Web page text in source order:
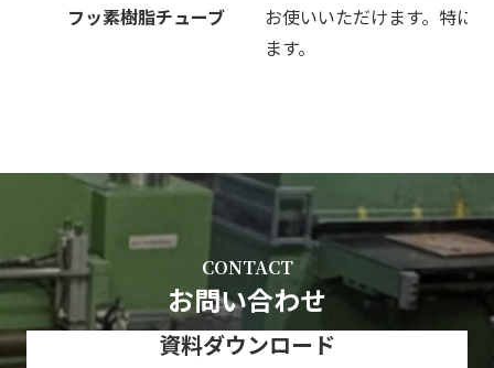
フッ素樹脂チューブ
お使いいただけます。特に
ます。
CONTACT
お問い合わせ
資料ダウンロード